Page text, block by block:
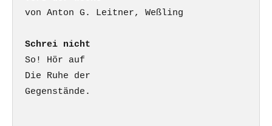
Schrei nicht
So! Hör auf
Die Ruhe der
Gegenstände.